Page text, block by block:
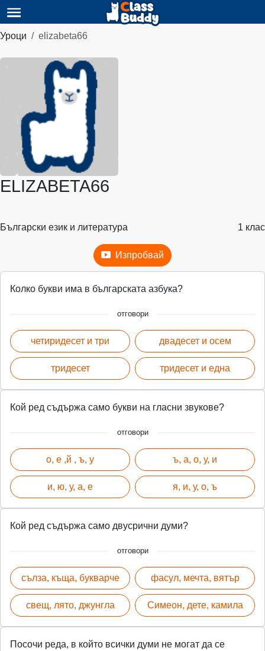
Уроци elizabeta66
ELIZABETA66
Български език и литература 1 клас
Изпробвай
Колко букви има в българската азбука?
отговори
четиридесет и три
тридесет
двадесет и осем
тридесет и една
Кой ред съдържа само букви на гласни звукове?
отговори
о, е ,й , ъ, у
и, ю, у, а, е
ъ, а, о, у, и
я, и, у, о, ъ
Кой ред съдържа само двусрични думи?
отговори
сълза, къща, букварче
свещ, лято, джунгла
фасул, мечта, вятър
Симеон, дете, камила
Посочи реда, в който всички думи не могат да се